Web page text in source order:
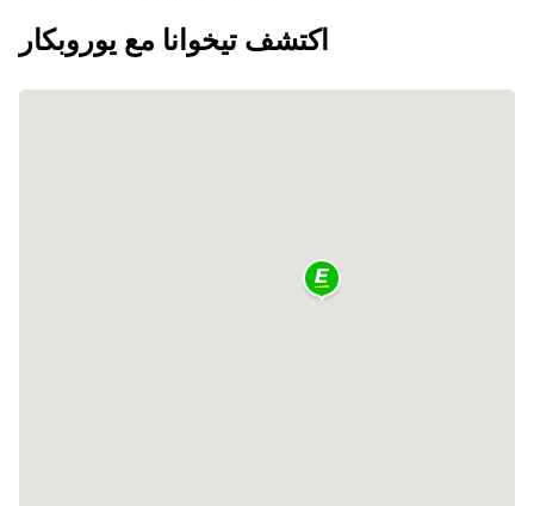
اكتشف تيخوانا مع يوروبكار